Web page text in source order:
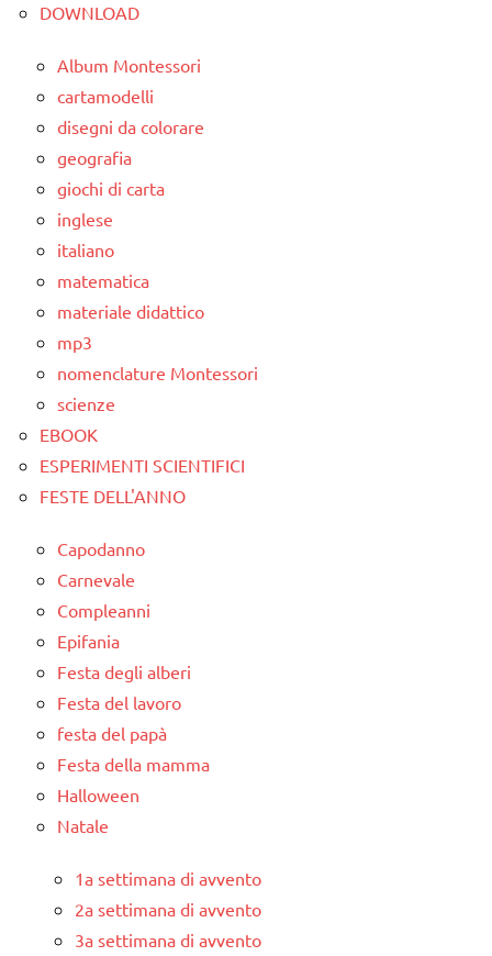
TUTTI GLI
DOWNLOAD
Album Montessori
cartamodelli
disegni da colorare
geografia
giochi di carta
inglese
italiano
matematica
materiale didattico
mp3
nomenclature Montessori
scienze
EBOOK
ESPERIMENTI SCIENTIFICI
FESTE DELL'ANNO
Capodanno
Carnevale
Compleanni
Epifania
Festa degli alberi
Festa del lavoro
festa del papà
Festa della mamma
Halloween
Natale
1a settimana di avvento
2a settimana di avvento
3a settimana di avvento